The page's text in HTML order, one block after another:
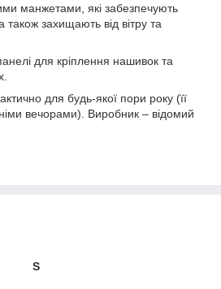
манжетами, які забезпечують
захищають від вітру та
для кріплення нашивок та
для будь-якої пори року (її
вечорами). Виробник – відомий
S